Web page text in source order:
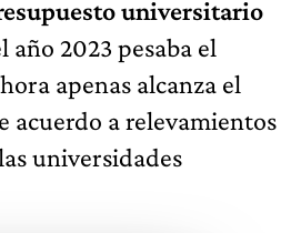
año 2023 pesaba el
apenas alcanza el
acuerdo a relevamientos
universidades